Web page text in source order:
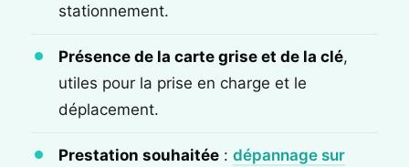
stationnement.
Présence de la carte grise et de la clé,
utiles pour la prise en charge et le
déplacement.
Prestation souhaitée : dépannage sur